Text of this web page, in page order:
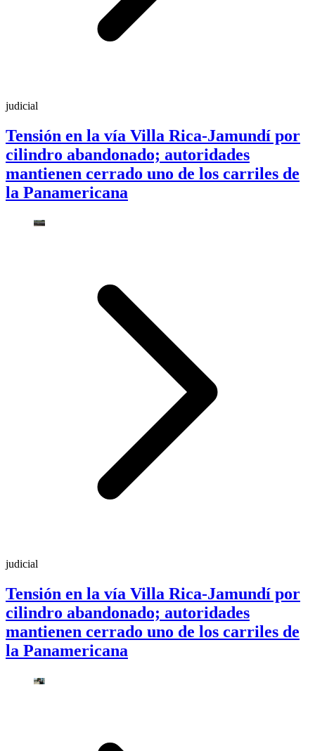
judicial
Tensión en la vía Villa Rica-Jamundí por
cilindro abandonado; autoridades
mantienen cerrado uno de los carriles de
la Panamericana
judicial
Tensión en la vía Villa Rica-Jamundí por
cilindro abandonado; autoridades
mantienen cerrado uno de los carriles de
la Panamericana